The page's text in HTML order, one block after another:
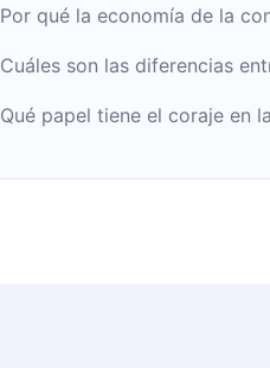
Por qué la economía de la
Cuáles son las diferencias
Qué papel tiene el coraje en